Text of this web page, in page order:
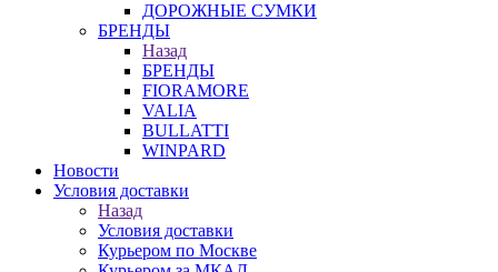
ДОРОЖНЫЕ СУМКИ
БРЕНДЫ
Назад
БРЕНДЫ
FIORAMORE
VALIA
BULLATTI
WINPARD
Новости
Условия доставки
Назад
Условия доставки
Курьером по Москве